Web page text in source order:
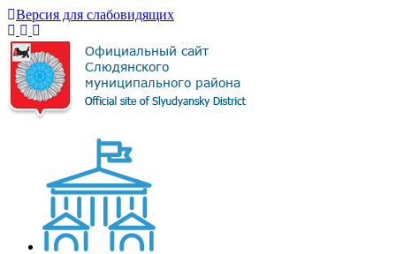
Версия для слабовидящих